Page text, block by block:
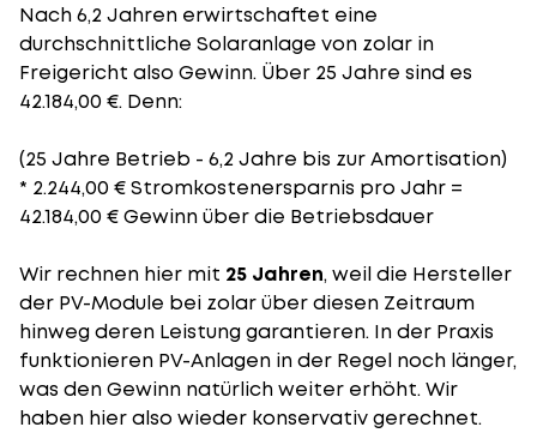
Nach 6,2 Jahren erwirtschaftet eine
durchschnittliche Solaranlage von zolar in
Freigericht also Gewinn. Über 25 Jahre sind es
42.184,00 €. Denn:
(25 Jahre Betrieb - 6,2 Jahre bis zur Amortisation)
* 2.244,00 € Stromkostenersparnis pro Jahr =
42.184,00 € Gewinn über die Betriebsdauer
Wir rechnen hier mit 25 Jahren, weil die Hersteller
der PV-Module bei zolar über diesen Zeitraum
hinweg deren Leistung garantieren. In der Praxis
funktionieren PV-Anlagen in der Regel noch länger,
was den Gewinn natürlich weiter erhöht. Wir
haben hier also wieder konservativ gerechnet.